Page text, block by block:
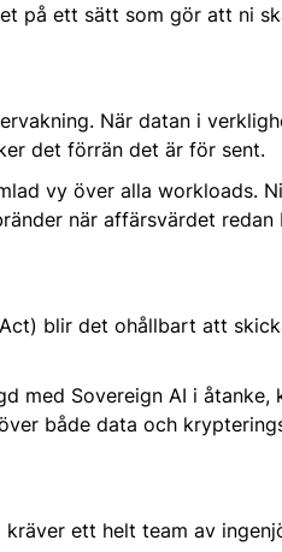
på ett sätt som gör att ni
När datan i
det förrän det är för sent.
vy över alla workloads.
när affärsvärdet redan
blir det ohållbart att
med Sovereign AI i
både data och
ett helt team av